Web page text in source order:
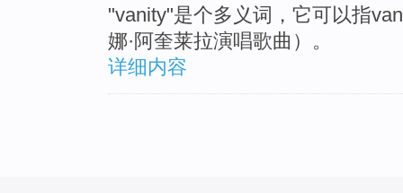
"vanity"是个多义词，它可以指
娜·阿奎莱拉演唱歌曲）。
详细内容